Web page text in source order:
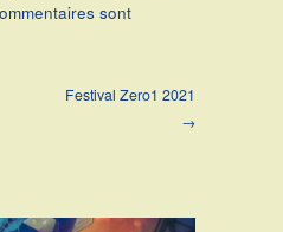
sont
Festival Zero1 2021
→